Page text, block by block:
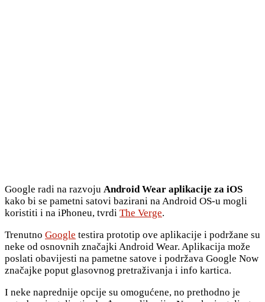
Google radi na razvoju Android Wear aplikacije za iOS
kako bi se pametni satovi bazirani na Android OS-u mogli
koristiti i na iPhoneu, tvrdi The Verge.
Trenutno Google testira prototip ove aplikacije i podržane su
neke od osnovnih značajki Android Wear. Aplikacija može
poslati obavijesti na pametne satove i podržava Google Now
značajke poput glasovnog pretraživanja i info kartica.
I neke naprednije opcije su omogućene, no prethodno je